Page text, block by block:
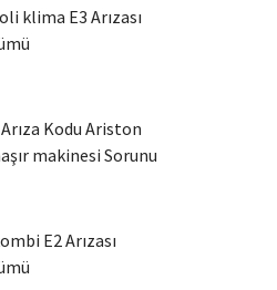
klima E3 Arızası
Kodu Ariston
makinesi Sorunu
E2 Arızası